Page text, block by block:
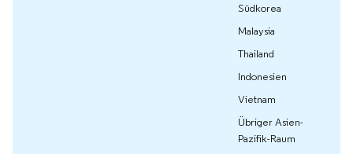
Südkorea
Malaysia
Thailand
Indonesien
Vietnam
Übriger Asien-
Pazifik-Raum